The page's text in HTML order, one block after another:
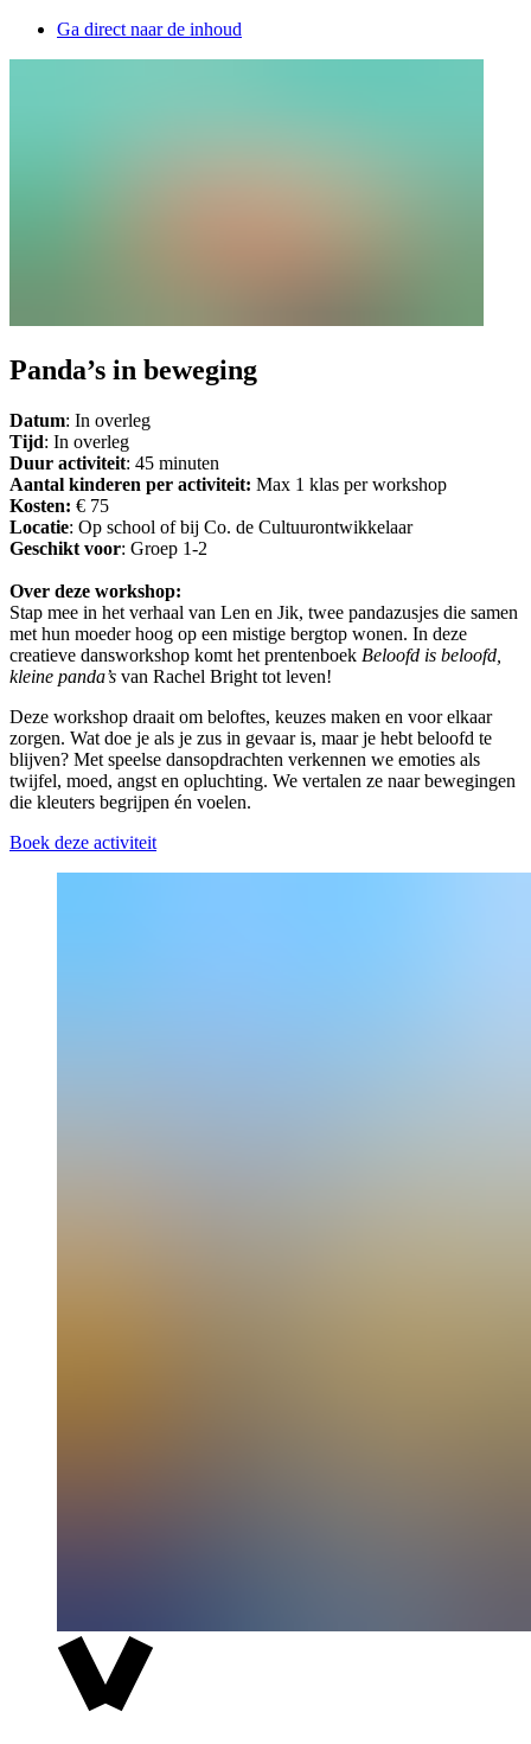
Ga direct naar de inhoud
Panda’s in beweging
Datum: In overleg
Tijd: In overleg
Duur activiteit: 45 minuten
Aantal kinderen per activiteit: Max 1 klas per workshop
Kosten: € 75
Locatie: Op school of bij Co. de Cultuurontwikkelaar
Geschikt voor: Groep 1-2
Over deze workshop:
Stap mee in het verhaal van Len en Jik, twee pandazusjes die samen
met hun moeder hoog op een mistige bergtop wonen. In deze
creatieve dansworkshop komt het prentenboek Beloofd is beloofd,
kleine panda’s van Rachel Bright tot leven!
Deze workshop draait om beloftes, keuzes maken en voor elkaar
zorgen. Wat doe je als je zus in gevaar is, maar je hebt beloofd te
blijven? Met speelse dansopdrachten verkennen we emoties als
twijfel, moed, angst en opluchting. We vertalen ze naar bewegingen
die kleuters begrijpen én voelen.
Boek deze activiteit